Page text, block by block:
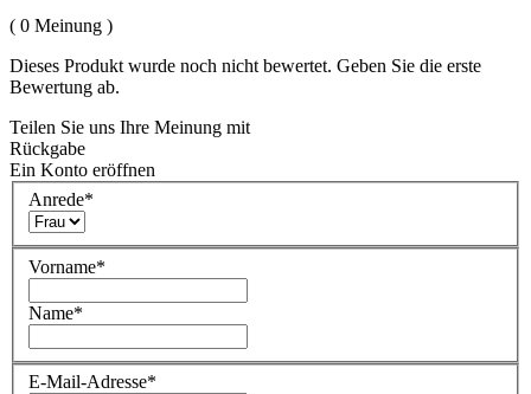
( 0 Meinung )
Dieses Produkt wurde noch nicht bewertet. Geben Sie die erste
Bewertung ab.
Teilen Sie uns Ihre Meinung mit
Rückgabe
Ein Konto eröffnen
Anrede*
Vorname*
Name*
E-Mail-Adresse*